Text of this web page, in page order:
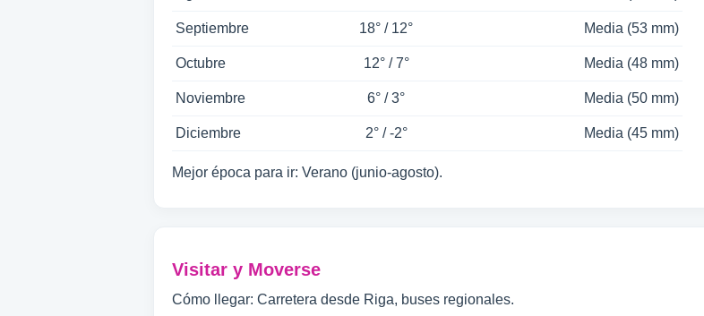
Septiembre 18° / 12° Media (53 mm)
Octubre 12° / 7° Media (48 mm)
Noviembre 6° / 3° Media (50 mm)
Diciembre 2° / -2° Media (45 mm)
Mejor época para ir: Verano (junio-agosto).
Visitar y Moverse
Cómo llegar: Carretera desde Riga, buses regionales.